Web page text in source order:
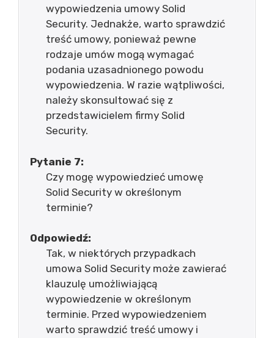
wypowiedzenia umowy Solid
Security. Jednakże, warto sprawdzić
treść umowy, ponieważ pewne
rodzaje umów mogą wymagać
podania uzasadnionego powodu
wypowiedzenia. W razie wątpliwości,
należy skonsultować się z
przedstawicielem firmy Solid
Security.
Pytanie 7:
Czy mogę wypowiedzieć umowę
Solid Security w określonym
terminie?
Odpowiedź:
Tak, w niektórych przypadkach
umowa Solid Security może zawierać
klauzulę umożliwiającą
wypowiedzenie w określonym
terminie. Przed wypowiedzeniem
warto sprawdzić treść umowy i